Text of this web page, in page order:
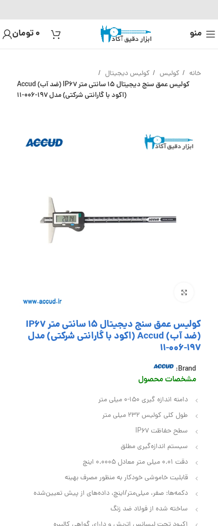
منو 0تومان
خانه کولیس کولیس دیجیتال
کولیس عمق سنج دیجیتال 15 سانتی متر IP67 (ضد آب) Accud
(اکود با گارانتی شرکتی) مدل 197-006-11
کولیس عمق سنج دیجیتال 15 سانتی متر IP67
(ضد آب) Accud (اکود با گارانتی شرکتی) مدل
197-006-11
Brand:
مشخصات محصول
دامنه اندازه گیری 150-0 میلی متر
طول کلی کولیس 232 میلی متر
سطح حفاظت IP67
سیستم اندازه‌گیری مطلق
دقت 0.01 میلی‌ متر معادل 0.0005 اینچ
قابلیت خاموشی خودکار به منظور مصرف بهینه
دکمه‌ها: صفر، میلی‌متر/اینچ، داده‌های از پیش تعیین‌شده
ساخته شده از فولاد ضد زنگ